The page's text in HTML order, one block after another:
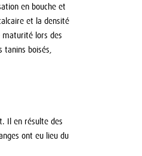
en bouche et
et la densité
maturité lors des
boisés,
Il en résulte des
ont eu lieu du